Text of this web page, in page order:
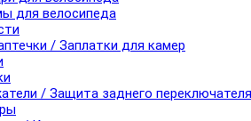
для велосипеда
/ Заплатки для камер
/ Защита заднего переключателя